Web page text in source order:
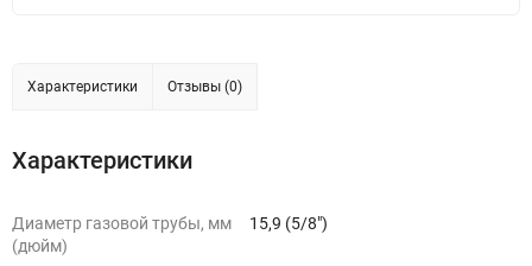
Характеристики Отзывы (0)
Характеристики
Диаметр газовой трубы, мм
(дюйм)
15,9 (5/8")